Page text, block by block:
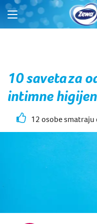
10 saveta za
intimne
12 osobe